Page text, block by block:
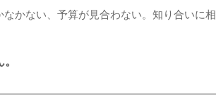
かない、予算が見合わない。知り合いに相